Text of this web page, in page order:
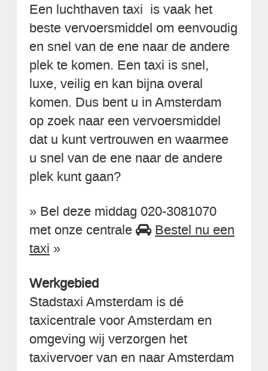
Een luchthaven taxi is vaak het
beste vervoersmiddel om eenvoudig
en snel van de ene naar de andere
plek te komen. Een taxi is snel,
luxe, veilig en kan bijna overal
komen. Dus bent u in Amsterdam
op zoek naar een vervoersmiddel
dat u kunt vertrouwen en waarmee
u snel van de ene naar de andere
plek kunt gaan?
» Bel deze middag 020-3081070
met onze centrale
Bestel nu een
taxi »
Werkgebied
Stadstaxi Amsterdam is dé
taxicentrale voor Amsterdam en
omgeving wij verzorgen het
taxivervoer van en naar Amsterdam